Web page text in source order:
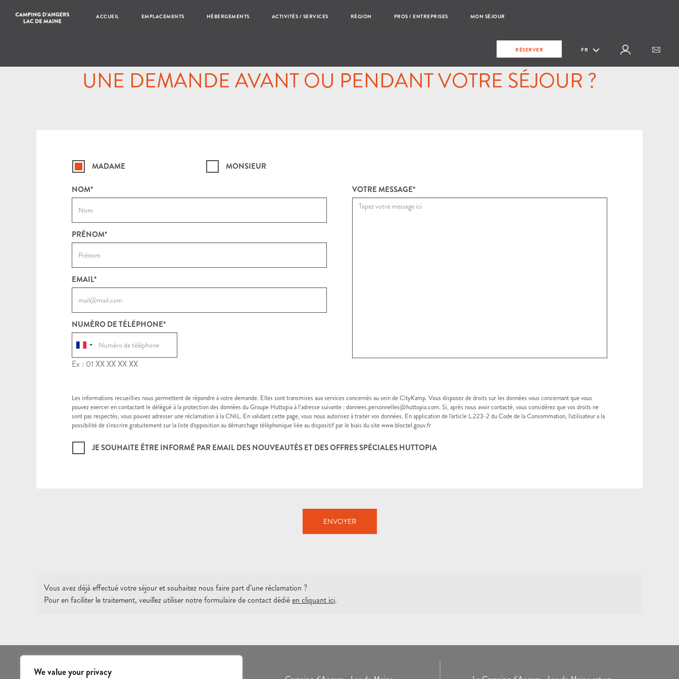
We value your privacy
ACCUEIL EMPLACEMENTS HÉBERGEMENTS ACTIVITÉS / SERVICES RÉGION PROS / ENTREPRISES MON SÉJOUR
RÉSERVER FR
UNE DEMANDE AVANT OU PENDANT VOTRE SÉJOUR ?
MADAME MONSIEUR
NOM*
PRÉNOM*
EMAIL*
NUMÉRO DE TÉLÉPHONE*
Ex : 01 XX XX XX XX
VOTRE MESSAGE*
Les informations recueillies nous permettent de répondre à votre demande. Elles sont transmises aux services concernés au sein de CityKamp. Vous disposez de droits sur les données vous concernant que vous
pouvez exercer en contactant le délégué à la protection des données du Groupe Huttopia à l’adresse suivante : donnees.personnelles@huttopia.com. Si, après nous avoir contacté, vous considérez que vos droits ne
sont pas respectés, vous pouvez adresser une réclamation à la CNIL. En validant cette page, vous nous autorisez à traiter vos données. En application de l'article L.223-2 du Code de la Consommation, l'utilisateur a la
possibilité de s'inscrire gratuitement sur la liste d'opposition au démarchage téléphonique liée au dispositif par le biais du site www.bloctel.gouv.fr
JE SOUHAITE ÊTRE INFORMÉ PAR EMAIL DES NOUVEAUTÉS ET DES OFFRES SPÉCIALES HUTTOPIA
ENVOYER
Vous avez déjà effectué votre séjour et souhaitez nous faire part d’une réclamation ?
Pour en faciliter le traitement, veuillez utiliser notre formulaire de contact dédiéen cliquant ici.